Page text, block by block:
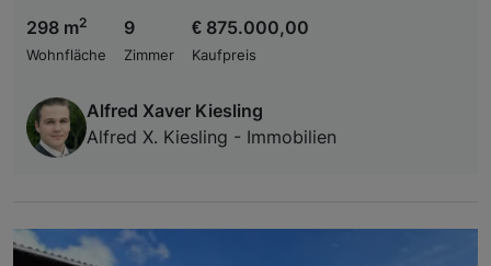
298 m2
Wohnfläche
9
Zimmer
€ 875.000,00
Kaufpreis
Alfred Xaver Kiesling
Alfred X. Kiesling - Immobilien